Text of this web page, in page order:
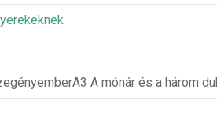
A mónár és a három